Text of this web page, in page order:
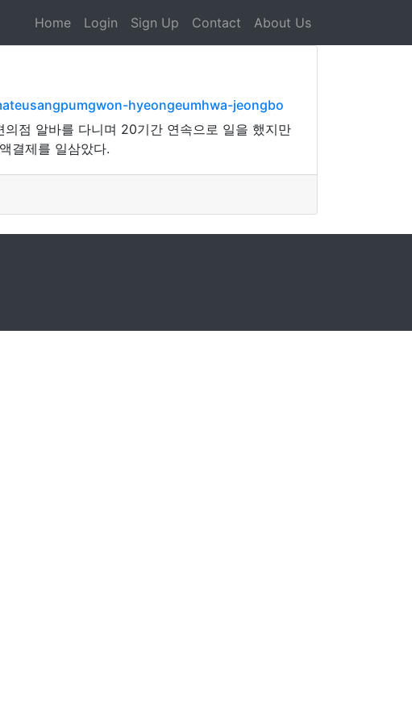
Home Login Sign Up Contact About Us
hyeongeumhwa-jeongbo
점 알바를 다니며 20기간 연속으로 일을 했지만
결제를 일삼았다.